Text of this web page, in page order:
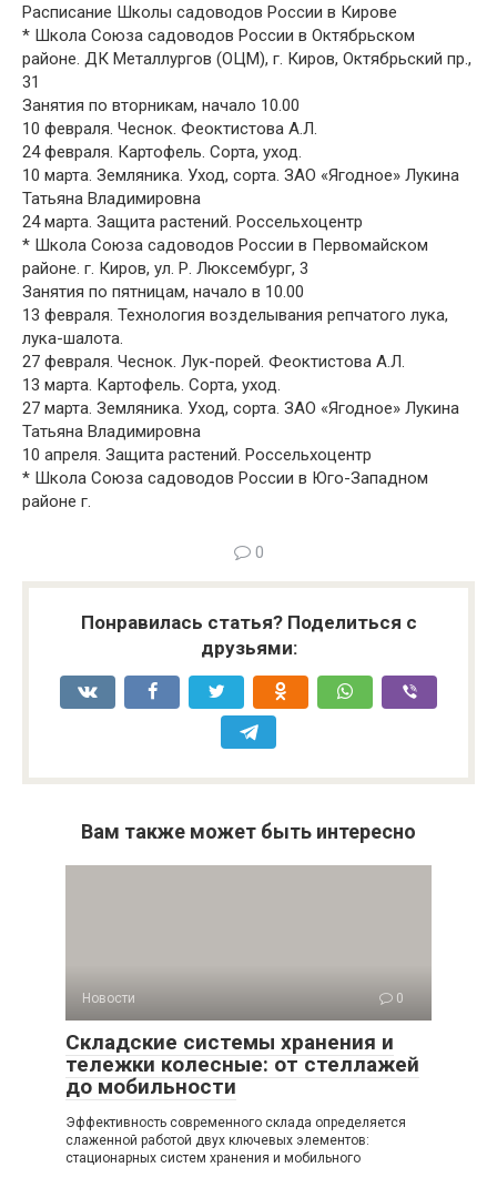
Расписание Школы садоводов России в Кирове
* Школа Союза садоводов России в Октябрьском
районе. ДК Металлургов (ОЦМ), г. Киров, Октябрьский пр.,
31
Занятия по вторникам, начало 10.00
10 февраля. Чеснок. Феоктистова А.Л.
24 февраля. Картофель. Сорта, уход.
10 марта. Земляника. Уход, сорта. ЗАО «Ягодное» Лукина
Татьяна Владимировна
24 марта. Защита растений. Россельхоцентр
* Школа Союза садоводов России в Первомайском
районе. г. Киров, ул. Р. Люксембург, 3
Занятия по пятницам, начало в 10.00
13 февраля. Технология возделывания репчатого лука,
лука-шалота.
27 февраля. Чеснок. Лук-порей. Феоктистова А.Л.
13 марта. Картофель. Сорта, уход.
27 марта. Земляника. Уход, сорта. ЗАО «Ягодное» Лукина
Татьяна Владимировна
10 апреля. Защита растений. Россельхоцентр
* Школа Союза садоводов России в Юго-Западном
районе г.
0
Понравилась статья? Поделиться с
друзьями:
Вам также может быть интересно
Новости 0
Складские системы хранения и
тележки колесные: от стеллажей
до мобильности
Эффективность современного склада определяется
слаженной работой двух ключевых элементов:
стационарных систем хранения и мобильного